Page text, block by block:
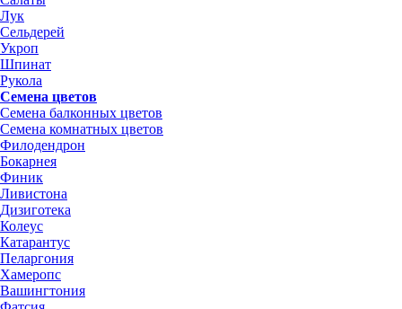
Лук
Сельдерей
Укроп
Шпинат
Рукола
Семена цветов
Семена балконных цветов
Семена комнатных цветов
Филодендрон
Бокарнея
Финик
Ливистона
Дизиготека
Колеус
Катарантус
Пеларгония
Хамеропс
Вашингтония